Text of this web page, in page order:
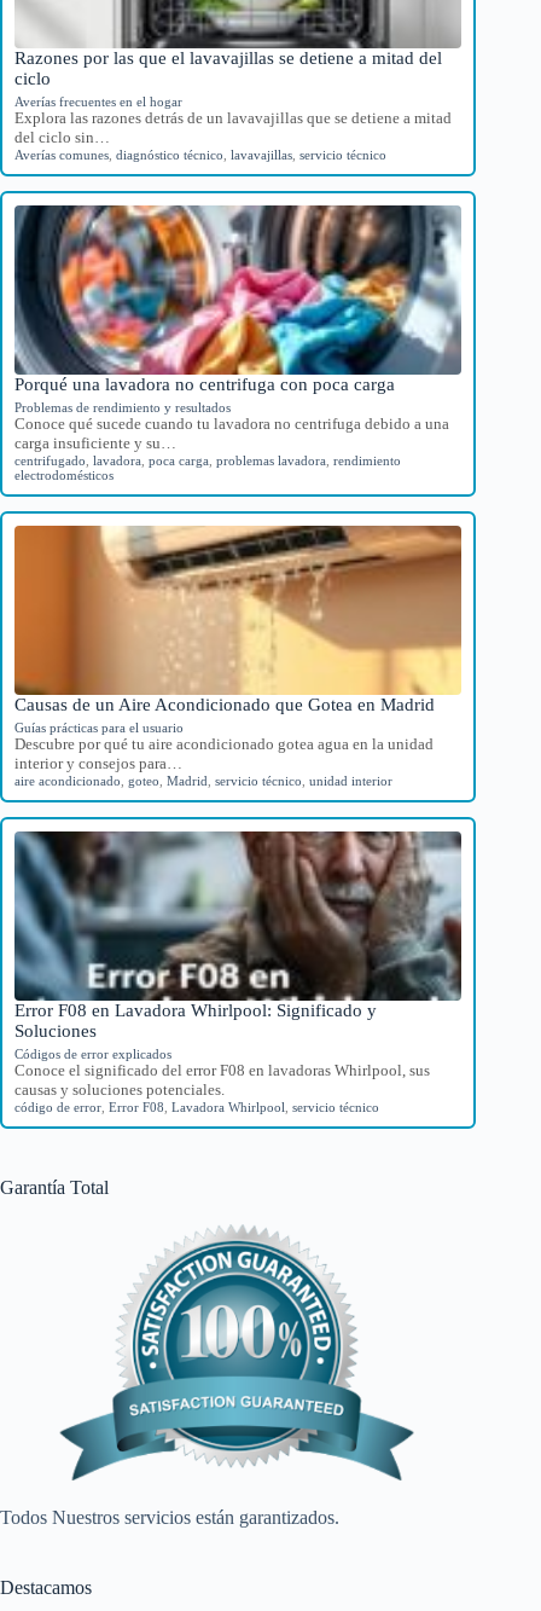
Razones por las que el lavavajillas se detiene a mitad del
ciclo
Averías frecuentes en el hogar
Explora las razones detrás de un lavavajillas que se detiene a mitad
del ciclo sin…
Averías comunes diagnóstico técnico lavavajillas servicio técnico
Porqué una lavadora no centrifuga con poca carga
Problemas de rendimiento y resultados
Conoce qué sucede cuando tu lavadora no centrifuga debido a una
carga insuficiente y su…
centrifugado lavadora poca carga problemas lavadora rendimiento
electrodomésticos
Causas de un Aire Acondicionado que Gotea en Madrid
Guías prácticas para el usuario
Descubre por qué tu aire acondicionado gotea agua en la unidad
interior y consejos para…
aire acondicionado goteo Madrid servicio técnico unidad interior
Error F08 en Lavadora Whirlpool: Significado y
Soluciones
Códigos de error explicados
Conoce el significado del error F08 en lavadoras Whirlpool, sus
causas y soluciones potenciales.
código de error Error F08 Lavadora Whirlpool servicio técnico
Garantía Total
Todos Nuestros servicios están garantizados.
Destacamos